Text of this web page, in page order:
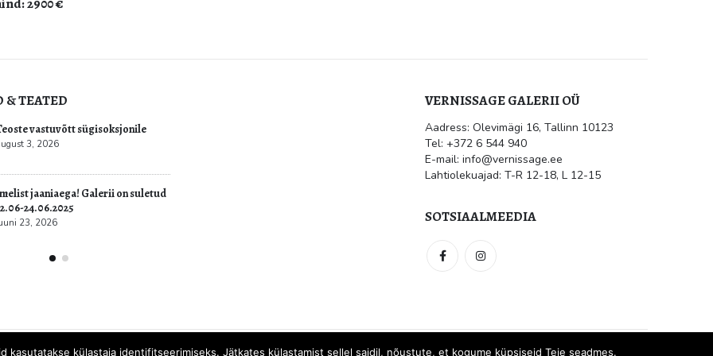
& TEATED
Vernissage galeriis
Jüri Mildebergi näitus
Kultuur.err: Vernissage galeriis
avati Jüri Mildebergi näitus
“Hingedeusk”
mai 31, 2026
VERNISSAGE GALERII OÜ
Aadress: Olevimägi 16, Tallinn 10123
Tel: +372 6 544 940
E-mail: info@vernissage.ee
Lahtiolekuajad: T-R 12-18, L 12-15
SOTSIAALMEEDIA
kasutatakse külastaja identifitseerimiseks. Jätkates külastamist sellel saidil, nõustute, et kogume küpsiseid Teie seadmes.